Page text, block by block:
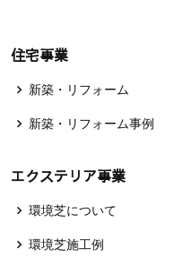
住宅事業
新築・リフォーム
新築・リフォーム事例
エクステリア事業
環境芝について
環境芝施工例